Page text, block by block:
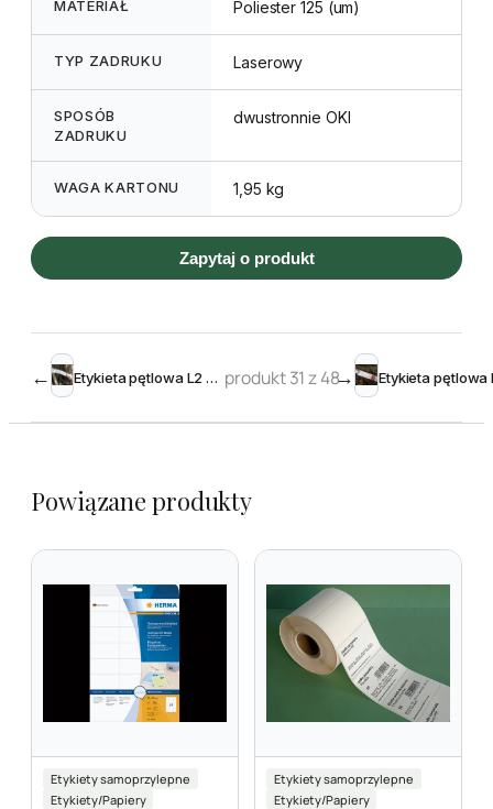
MATERIAŁ Poliester 125 (um)
TYP ZADRUKU Laserowy
SPOSÓB
ZADRUKU
dwustronnie OKI
WAGA KARTONU 1,95 kg
Zapytaj o produkt
← Etykieta pętlowa L2 25 x 250 mm (200szt.) produkt 31 z 48→
Powiązane produkty
Etykiety samoprzylepne
Etykiety/Papiery
Etykiety samoprzylepne
Etykiety/Papiery